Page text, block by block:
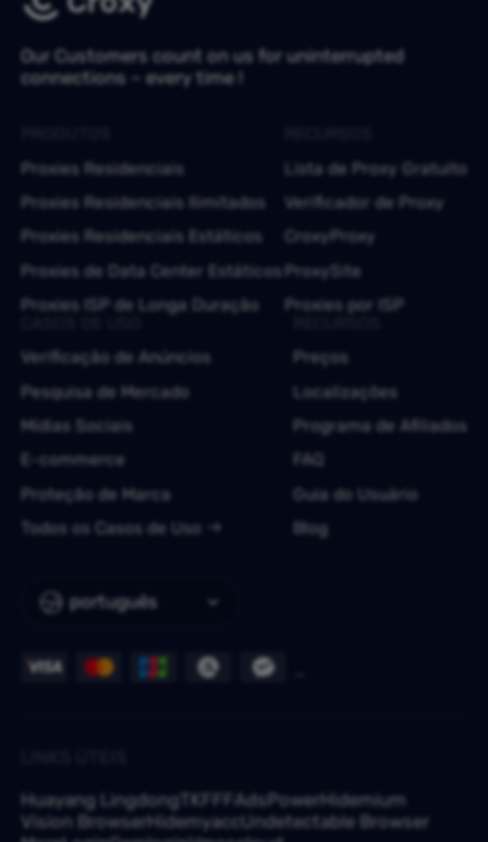
Our Customers count on us for uninterrupted
connections – every time !
português
Proxies Residenciais
Proxies Residenciais Ilimitados
Proxies Residenciais Estáticos
Proxies de Data Center Estáticos
Proxies ISP de Longa Duração
Lista de Proxy Gratuito
Verificador de Proxy
CroxyProxy
ProxySite
Proxies por ISP
Verificação de Anúncios
Pesquisa de Mercado
Mídias Sociais
E-commerce
Proteção de Marca
Todos os Casos de Uso
Preços
Localizações
Programa de Afiliados
FAQ
Guia do Usuário
Blog
Huayang Lingdong TKFFF AdsPowerHidemium
Vision BrowserHidemyaccUndetectable Browser